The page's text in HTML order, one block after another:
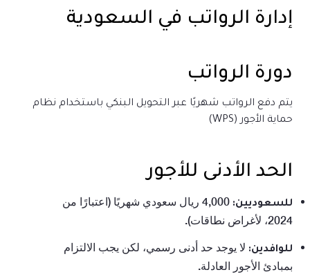
إدارة الرواتب في السعودية
دورة الرواتب
يتم دفع الرواتب شهريًا عبر التحويل البنكي باستخدام نظام
حماية الأجور (WPS)
الحد الأدنى للأجور
للسعوديين:
4,000 ريال سعودي شهريًا (اعتبارًا من
2024، لأغراض نطاقات).
للوافدين: لا يوجد حد أدنى رسمي، لكن يجب الالتزام
بمبادئ الأجور العادلة.